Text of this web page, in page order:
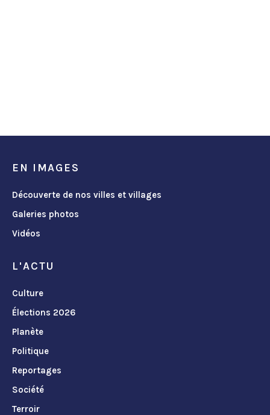
EN IMAGES
Découverte de nos villes et villages
Galeries photos
Vidéos
L'ACTU
Culture
Élections 2026
Planète
Politique
Reportages
Société
Terroir